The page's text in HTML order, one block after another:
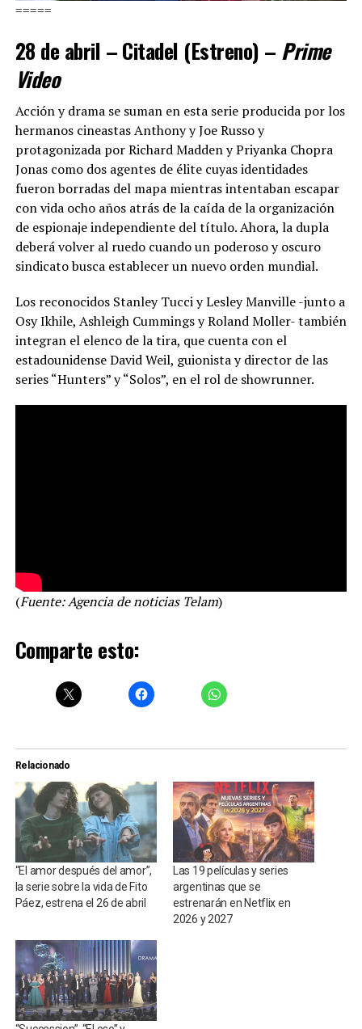
=====
28 de abril – Citadel (Estreno) – Prime
Video
Acción y drama se suman en esta serie producida por los
hermanos cineastas Anthony y Joe Russo y
protagonizada por Richard Madden y Priyanka Chopra
Jonas como dos agentes de élite cuyas identidades
fueron borradas del mapa mientras intentaban escapar
con vida ocho años atrás de la caída de la organización
de espionaje independiente del título. Ahora, la dupla
deberá volver al ruedo cuando un poderoso y oscuro
sindicato busca establecer un nuevo orden mundial.
Los reconocidos Stanley Tucci y Lesley Manville -junto a
Osy Ikhile, Ashleigh Cummings y Roland Moller- también
integran el elenco de la tira, que cuenta con el
estadounidense David Weil, guionista y director de las
series “Hunters” y “Solos”, en el rol de showrunner.
(Fuente: Agencia de noticias Telam)
Comparte esto:
Relacionado
“El amor después del amor”,
la serie sobre la vida de Fito
Páez, estrena el 26 de abril
Las 19 películas y series
argentinas que se
estrenarán en Netflix en
2026 y 2027